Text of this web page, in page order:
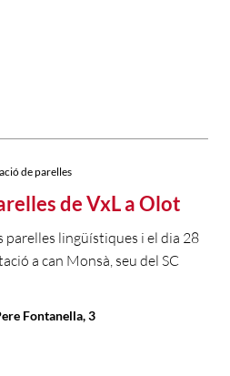
de parelles
de VxL a Olot
parelles lingüístiques i el dia 28
a can Monsà, seu del SC
Fontanella, 3